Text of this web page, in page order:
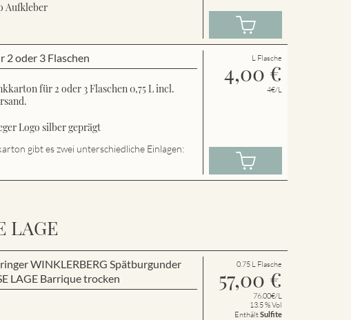
Aufkleber
2 oder 3 Flaschen
für 2 oder 3 Flaschen 0,75 L incl.
Logo silber geprägt
gibt es zwei unterschiedliche Einlagen:
L Flasche
4,00 €
4€/L
LAGE
WINKLERBERG Spätburgunder
LAGE Barrique trocken
0.75 L Flasche
57,00 €
76.00€/L
13.5 % Vol
EnthältSulfite